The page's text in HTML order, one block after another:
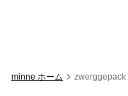
minne ホーム zwerggepack